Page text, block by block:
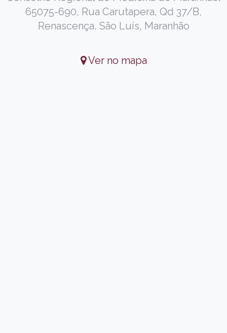
65075-690, Rua Carutapera, Qd 37/B,
Renascença, São Luís, Maranhão
Ver no mapa